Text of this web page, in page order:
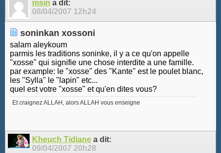
msin a dit:
08/04/2007 12h24
soninkan xossoni
salam aleykoum
parmis les traditions soninke, il y a ce qu'on appelle
"xosse" qui signifie une chose interdite a une famille.
par example: le "xosse" des "Kante" est le poulet blanc,
les "Sylla" le "lapin" etc...
quel est votre "xosse" et qu'en dites vous?
Et craignez ALLAH, alors ALLAH vous enseigne
Kheuch Tidiane a dit:
09/04/2007 20h28